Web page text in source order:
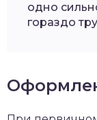
одно
гораздо